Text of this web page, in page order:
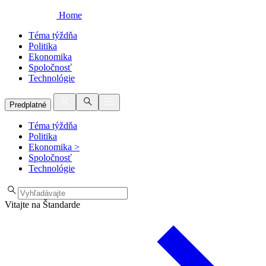
Home
Téma týždňa
Politika
Ekonomika
Spoločnosť
Technológie
Predplatné
Téma týždňa
Politika
Ekonomika >
Spoločnosť
Technológie
Vitajte na Štandarde